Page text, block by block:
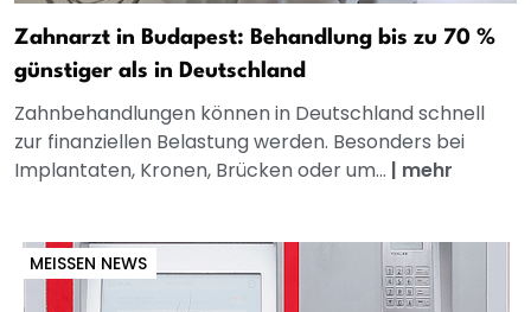
Zahnarzt in Budapest: Behandlung bis zu 70 %
günstiger als in Deutschland
Zahnbehandlungen können in Deutschland schnell
zur finanziellen Belastung werden. Besonders bei
Implantaten, Kronen, Brücken oder um... | mehr
MEISSEN NEWS